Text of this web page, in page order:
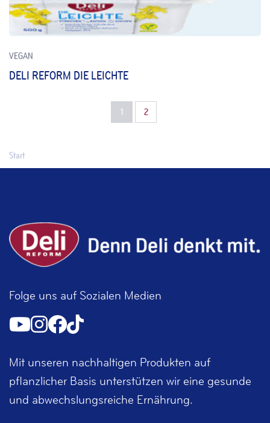
VEGAN
DELI REFORM DIE LEICHTE
1 2
Start
Folge uns auf Sozialen Medien
Mit unseren nachhaltigen Produkten auf
pflanzlicher Basis unterstützen wir eine gesunde
und abwechslungsreiche Ernährung.